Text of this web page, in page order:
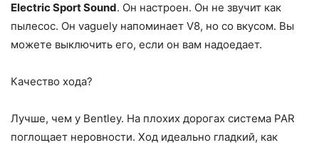
Electric Sport Sound. Он настроен. Он не звучит как
пылесос. Он vaguely напоминает V8, но со вкусом. Вы
можете выключить его, если он вам надоедает.
Качество хода?
Лучше, чем у Bentley. На плохих дорогах система PAR
поглощает неровности. Ход идеально гладкий, как